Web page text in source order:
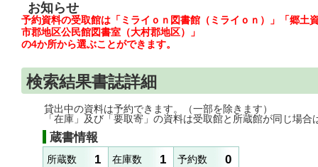
お知らせ
予約資料の受取館は「ミライｏｎ図書館（ミライｏｎ）」「郷
市郡地区公民館図書室（大村郡地区）」
の4か所から選ぶことができます。
検索結果書誌詳細
貸出中の資料は予約できます。（一部を除きます）
「在庫」及び「要取寄」の資料は受取館と所蔵館が同じ場合
蔵書情報
所蔵数 1 在庫数 1 予約数 0